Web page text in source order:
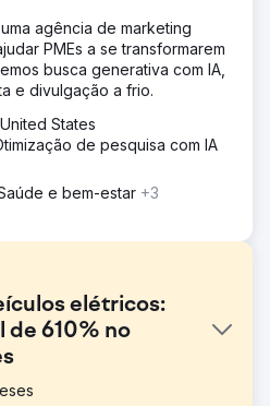
agência de marketing
PMEs a se transformarem
busca generativa com IA,
e divulgação a frio.
States
de pesquisa com IA
e bem-estar +3
elétricos:
de 610% no